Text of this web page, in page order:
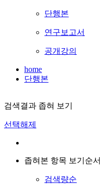
단행본
연구보고서
공개강의
home
단행본
검색결과 좁혀 보기
선택해제
좁혀본 항목 보기순서
검색량순